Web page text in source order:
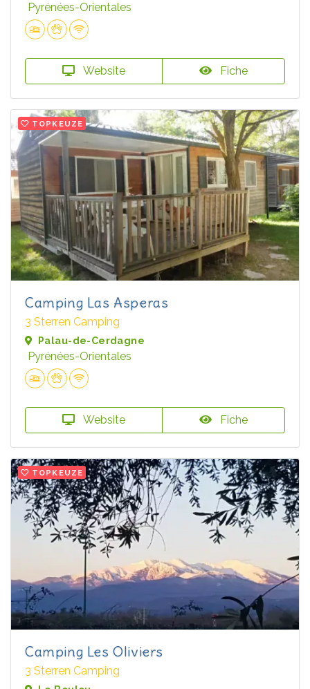
Pyrénées-Orientales
Website Fiche
TOPKEUZE
Camping Las Asperas
3 Sterren Camping
Palau-de-Cerdagne
Pyrénées-Orientales
Website Fiche
TOPKEUZE
Camping Les Oliviers
3 Sterren Camping